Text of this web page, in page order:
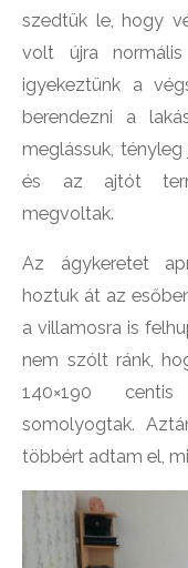
szedtük le, hogy
volt újra normális
igyekeztünk a
berendezni a
meglássuk,
és az ajtót
megvoltak.
Az ágykeretet
hoztuk át az
a villamosra is
nem szólt ránk,
140×190
somolyogtak.
többért adtam el,